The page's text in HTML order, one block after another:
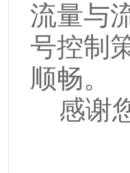
流量与
号控制
顺畅。
感谢